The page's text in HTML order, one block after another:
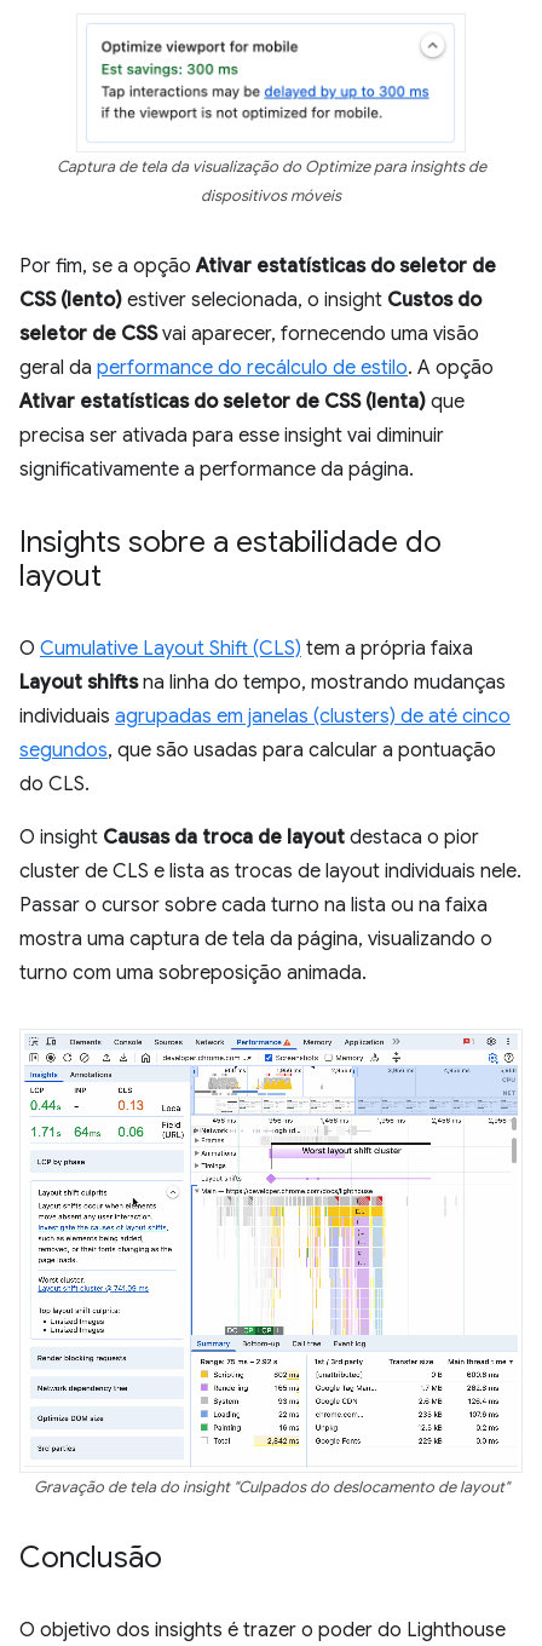
Captura de tela da visualização do Optimize para insights de
dispositivos móveis
Por fim, se a opçãoAtivar estatísticas do seletor de
CSS (lento) estiver selecionada, o insight Custos do
seletor de CSSvai aparecer, fornecendo uma visão
geral da performance do recálculo de estilo. A opção
Ativar estatísticas do seletor de CSS (lenta) que
precisa ser ativada para esse insight vai diminuir
significativamente a performance da página.
Insights sobre a estabilidade do
layout
O Cumulative Layout Shift (CLS) tem a própria faixa
Layout shiftsna linha do tempo, mostrando mudanças
individuais agrupadas em janelas (clusters) de até cinco
segundos, que são usadas para calcular a pontuação
do CLS.
O insight Causas da troca de layout destaca o pior
cluster de CLS e lista as trocas de layout individuais nele.
Passar o cursor sobre cada turno na lista ou na faixa
mostra uma captura de tela da página, visualizando o
turno com uma sobreposição animada.
Gravação de tela do insight "Culpados do deslocamento de layout"
Conclusão
O objetivo dos insights é trazer o poder do Lighthouse